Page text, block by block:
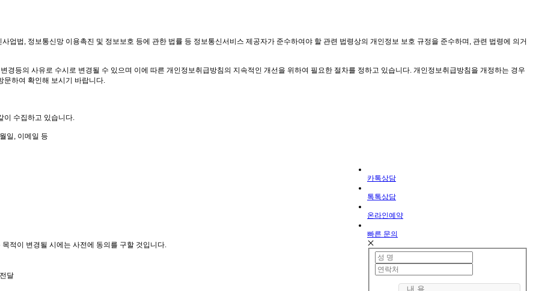
업법, 정보통신망 이용촉진 및 정보보호 등에 관한 법률 등 정보통신서비스 제공자가 준수하여야 할 관련 법령상의 개인정보 보호 규정을 준수하며, 관련 법령에 의거
등의 사유로 수시로 변경될 수 있으며 이에 따른 개인정보취급방침의 지속적인 개선을 위하여 필요한 절차를 정하고 있습니다. 개인정보취급방침을 개정하는 경우
문하여 확인해 보시기 바랍니다.
이 수집하고 있습니다.
일, 이메일 등
적이 변경될 시에는 사전에 동의를 구할 것입니다.
달
카톡상담
톡톡상담
온라인예약
빠른 문의